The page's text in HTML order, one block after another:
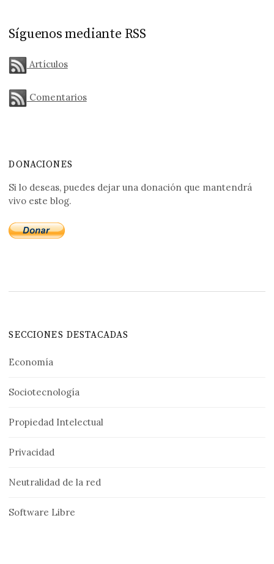
Síguenos mediante RSS
Artículos
Comentarios
DONACIONES
Si lo deseas, puedes dejar una donación que mantendrá
vivo este blog.
SECCIONES DESTACADAS
Economía
Sociotecnología
Propiedad Intelectual
Privacidad
Neutralidad de la red
Software Libre